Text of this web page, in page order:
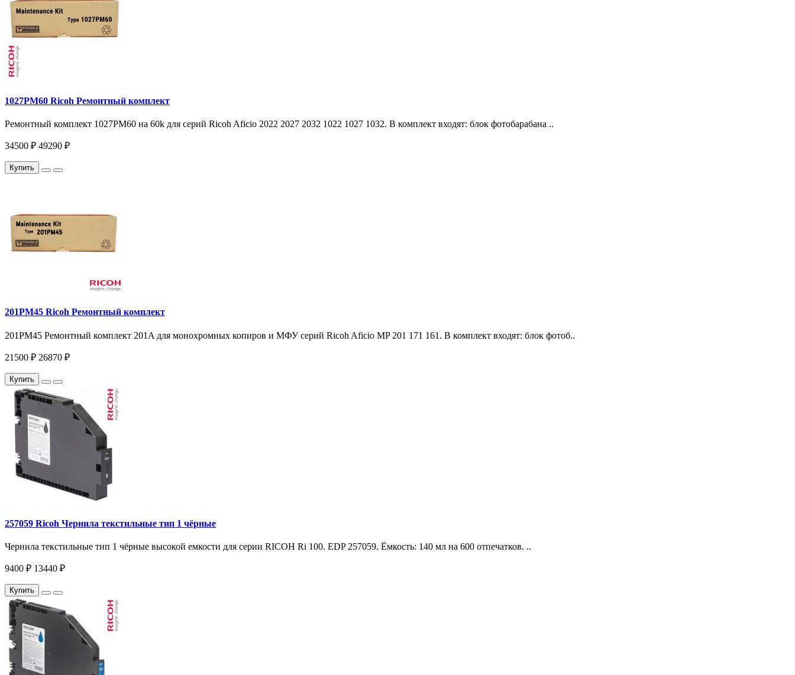
1027PM60 Ricoh Ремонтный комплект
Ремонтный комплект 1027PM60 на 60k для серий Ricoh Aficio 2022 2027 2032 1022 1027 1032. В комплект входят: блок фотобарабана ..
34500 ₽ 49290 ₽
Купить
201PM45 Ricoh Ремонтный комплект
201PM45 Ремонтный комплект 201A для монохромных копиров и МФУ серий Ricoh Aficio MP 201 171 161. В комплект входят: блок фотоб..
21500 ₽ 26870 ₽
Купить
257059 Ricoh Чернила текстильные тип 1 чёрные
Чернила текстильные тип 1 чёрные высокой емкости для серии RICOH Ri 100. EDP 257059. Ёмкость: 140 мл на 600 отпечатков. ..
9400 ₽ 13440 ₽
Купить